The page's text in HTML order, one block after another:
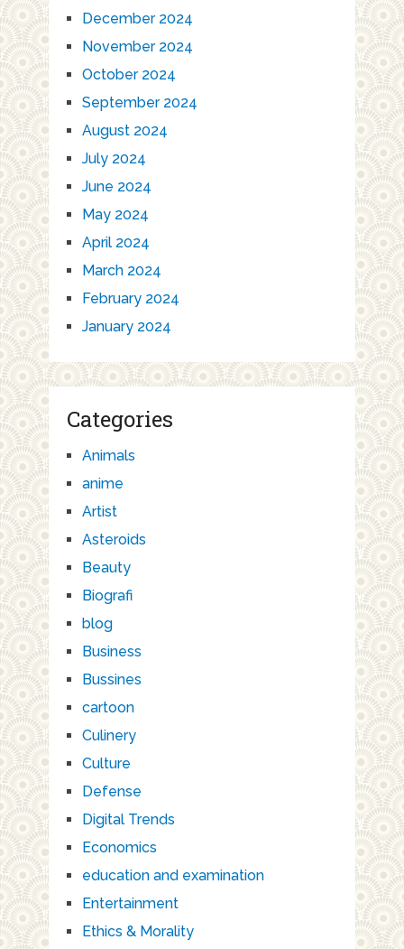
December 2024
November 2024
October 2024
September 2024
August 2024
July 2024
June 2024
May 2024
April 2024
March 2024
February 2024
January 2024
Categories
Animals
anime
Artist
Asteroids
Beauty
Biografi
blog
Business
Bussines
cartoon
Culinery
Culture
Defense
Digital Trends
Economics
education and examination
Entertainment
Ethics & Morality